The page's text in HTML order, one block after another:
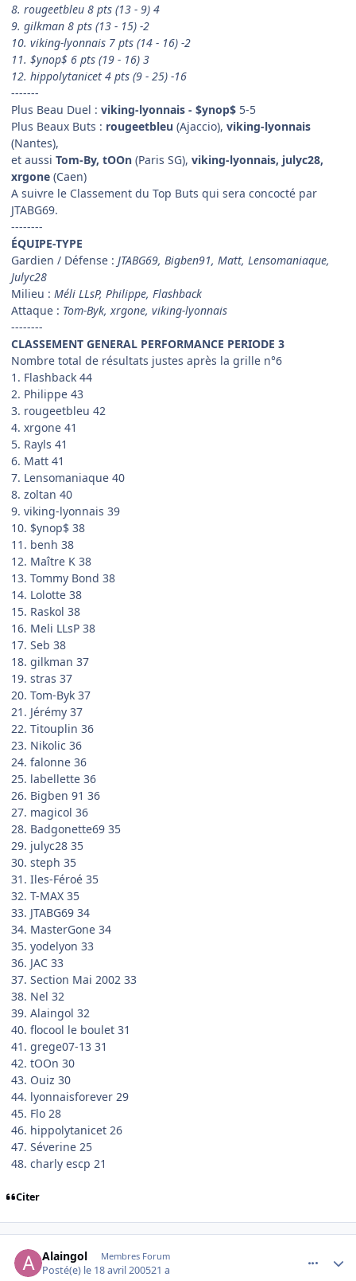
8. rougeetbleu 8 pts (13 - 9) 4
9. gilkman 8 pts (13 - 15) -2
10. viking-lyonnais 7 pts (14 - 16) -2
11. $ynop$ 6 pts (19 - 16) 3
12. hippolytanicet 4 pts (9 - 25) -16
-------
Plus Beau Duel : viking-lyonnais - $ynop$ 5-5
Plus Beaux Buts : rougeetbleu (Ajaccio), viking-lyonnais
(Nantes),
et aussi Tom-By, tOOn (Paris SG), viking-lyonnais, julyc28,
xrgone (Caen)
A suivre le Classement du Top Buts qui sera concocté par
JTABG69.
--------
ÉQUIPE-TYPE
Gardien / Défense : JTABG69, Bigben91, Matt, Lensomaniaque,
Julyc28
Milieu : Méli LLsP, Philippe, Flashback
Attaque : Tom-Byk, xrgone, viking-lyonnais
--------
CLASSEMENT GENERAL PERFORMANCE PERIODE 3
Nombre total de résultats justes après la grille n°6
1. Flashback 44
2. Philippe 43
3. rougeetbleu 42
4. xrgone 41
5. Rayls 41
6. Matt 41
7. Lensomaniaque 40
8. zoltan 40
9. viking-lyonnais 39
10. $ynop$ 38
11. benh 38
12. Maître K 38
13. Tommy Bond 38
14. Lolotte 38
15. Raskol 38
16. Meli LLsP 38
17. Seb 38
18. gilkman 37
19. stras 37
20. Tom-Byk 37
21. Jérémy 37
22. Titouplin 36
23. Nikolic 36
24. falonne 36
25. labellette 36
26. Bigben 91 36
27. magicol 36
28. Badgonette69 35
29. julyc28 35
30. steph 35
31. Iles-Féroé 35
32. T-MAX 35
33. JTABG69 34
34. MasterGone 34
35. yodelyon 33
36. JAC 33
37. Section Mai 2002 33
38. Nel 32
39. Alaingol 32
40. flocool le boulet 31
41. grege07-13 31
42. tOOn 30
43. Ouiz 30
44. lyonnaisforever 29
45. Flo 28
46. hippolytanicet 26
47. Séverine 25
48. charly escp 21
Citer
Alaingol Membres Forum
Posté(e) le 18 avril 200521 a